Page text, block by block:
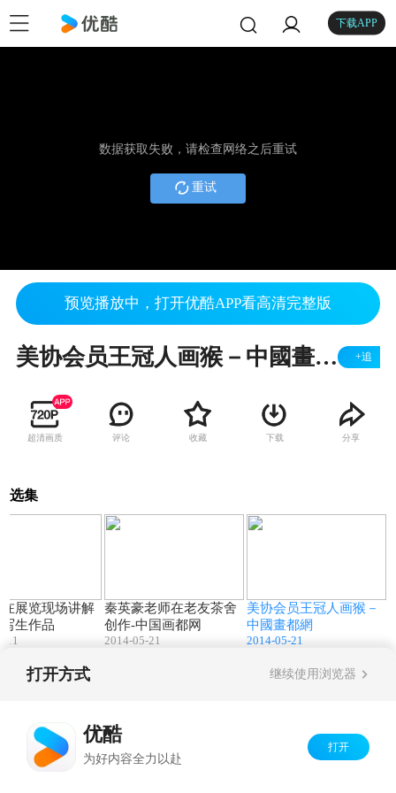
下载APP
数据获取失败，请检查网络之后重试
重试
预览播放中，打开优酷APP看高清完整版
美协会员王冠人画猴－中國畫都網 +追
超清画质 评论 收藏 下载 分享
选集
展览现场讲解
生作品
11
秦英豪老师在老友茶舍
创作-中国画都网
2014-05-21
美协会员王冠人画猴－
中國畫都網
2014-05-21
打开方式 继续使用浏览器
优酷
为好内容全力以赴
打开